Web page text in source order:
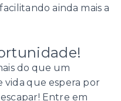
facilitando ainda mais a
do que um
vida que espera por
Entre em